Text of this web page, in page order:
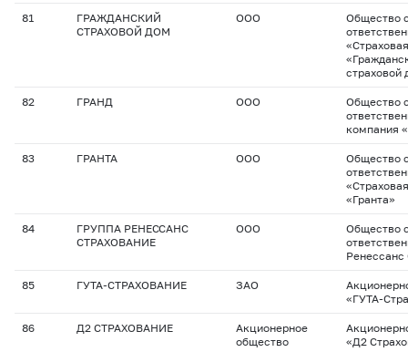
81
ГРАЖДАНСКИЙ
СТРАХОВОЙ ДОМ
ООО
Общество
страховой
82 ГРАНД ООО
Общество
компания
83 ГРАНТА ООО
Общество
«Гранта»
84
ГРУППА РЕНЕССАНС
СТРАХОВАНИЕ
ООО
Общество
Ренессанс
85 ГУТА-СТРАХОВАНИЕ ЗАО
«ГУТА-
86 Д2 СТРАХОВАНИЕ
Акционерное
общество
«Д2